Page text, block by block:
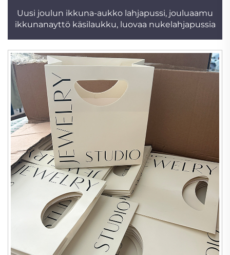
Uusi joulun ikkuna-aukko lahjapussi, jouluaamu
ikkunanayttö käsilaukku, luovaa nukelahjapussia